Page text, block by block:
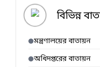
বিভিন্ন
মন্ত্রণালয়ের বাতায়ন
অধিদপ্তরের বাতায়ন